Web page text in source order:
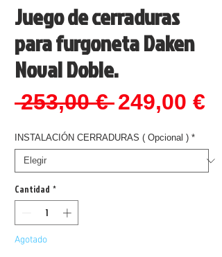
Juego de cerraduras
para furgoneta Daken
Noval Doble.
253,00 € Precio
249,00 €
INSTALACIÓN CERRADURAS ( Opcional ) *
Cantidad *
Agotado